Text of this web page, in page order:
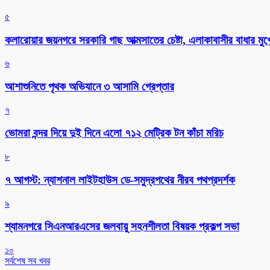
৫
কলারোয়ার জয়নগরে সরকারি গাছ আত্মসাতের চেষ্টা, এলাকাবাসীর বাধার
৬
আশাশুনিতে পৃথক অভিযানে ৩ আসামি গ্রেপ্তার
৭
ভোমরা বন্দর দিয়ে দুই দিনে এলো ৭১২ মেট্রিক টন কাঁচা মরিচ
৮
৭ আগস্ট: ন্যাশনাল লাইটহাউস ডে-সমুদ্রপথের নীরব পথপ্রদর্শক
৯
শ্যামনগরে সিএনআরএসের জলবায়ু সহনশীলতা বিষয়ক প্রকল্প সভা
১০
সর্বশেষ সব খবর